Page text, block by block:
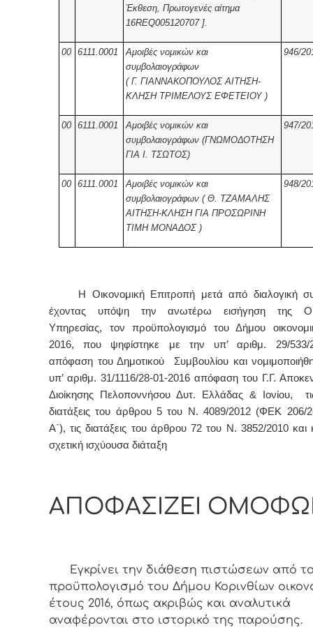
Έκθεση, Πρωτογενές αίτημα
16REQ005120707 ].
00 6111.0001
Αμοιβές νομικών και
συμβολαιογράφων
( Γ. ΓΙΑΝΝΑΚΟΠΟΥΛΟΣ ΑΙΤΗΣΗ-
ΚΛΗΣΗ ΤΡΙΜΕΛΟΥΣ ΕΦΕΤΕΙΟΥ )
946/
00 6111.0001
Αμοιβές νομικών και
συμβολαιογράφων (ΓΝΩΜΟΔΟΤΗΣΗ
ΓΙΑ Ι. ΤΣΩΤΟΣ)
947/
00 6111.0001
Αμοιβές νομικών και
συμβολαιογράφων ( Θ. ΤΖΑΜΑΛΗΣ
ΑΙΤΗΣΗ-ΚΛΗΣΗ ΓΙΑ ΠΡΟΣΩΡΙΝΗ
ΤΙΜΗ ΜΟΝΑΔΟΣ )
948/
Η Οικονομική Επιτροπή μετά από διαλογική
έχοντας υπόψη την ανωτέρω εισήγηση της
Υπηρεσίας, τον προϋπολογισμό του Δήμου
2016, που ψηφίστηκε με την υπ’ αριθμ. 29/533/
απόφαση του Δημοτικού Συμβουλίου και
υπ’ αριθμ. 31/1116/28-01-2016 απόφαση του Γ.Γ.
Διοίκησης Πελοποννήσου Δυτ. Ελλάδας & Ιονίου,
διατάξεις του άρθρου 5 του Ν. 4089/2012 (ΦΕΚ 206/
Α΄), τις διατάξεις του άρθρου 72 του Ν. 3852/2010
σχετική ισχύουσα διάταξη
ΑΠΟΦΑΣΙΖΕΙ
Εγκρίνει την διάθεση πιστώσεων από
προϋπολογισμό του Δήμου Κορινθίων
έτους 2016, όπως ακριβώς και αναλυτικά
αναφέρονται στο ιστορικό της παρούσης.